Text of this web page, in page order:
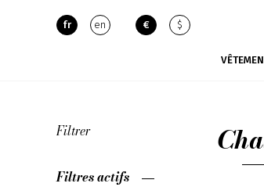
fr en € $
Filtrer
Filtres actifs